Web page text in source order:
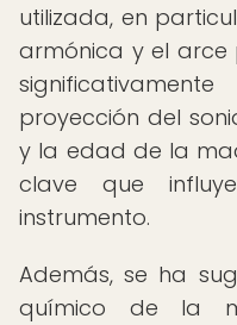
utilizada, en
armónica y el arce
proyección del
y la edad de la
clave que
instrumento.
Además, se ha
químico de la